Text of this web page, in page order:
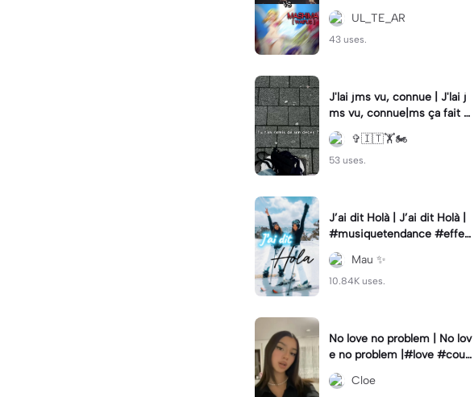
cane#fairytail #waifu #cap
cut
UL_TE_AR
43 uses.
J'lai jms vu, connue | J'lai j
ms vu, connue|ms ça fait m
al.
✞🇮🇹🏋🏍️
53 uses.
J’ai dit Holà | J’ai dit Holà |
#musiquetendance #effec
tcapcut #meilleureamie #t
rend Mau ✨
10.84K uses.
No love no problem | No lov
e no problem |#love #coupl
e #amour
Cloe